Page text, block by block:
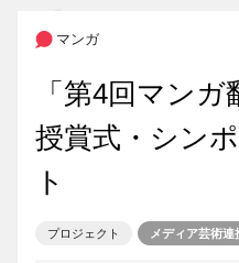
マンガ
「第4回マン
授賞式・シン
ト
プロジェクト メディア芸術連